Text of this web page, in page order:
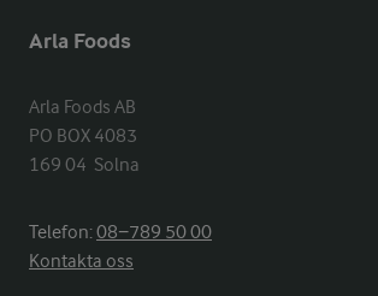
Arla Foods
Arla Foods AB
PO BOX 4083
169 04  Solna
Telefon:08−789 50 00
Kontakta oss